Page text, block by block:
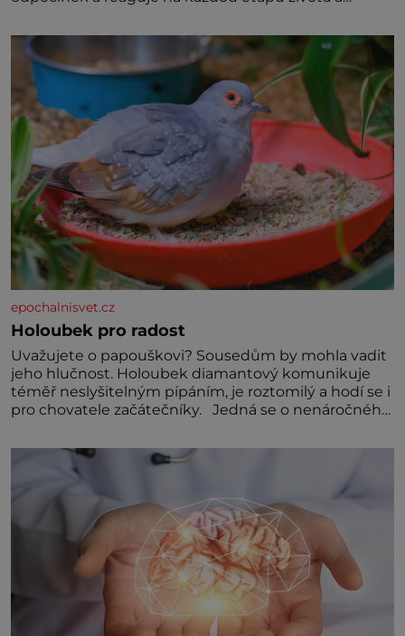
jednoduchost, měkkost a bezpečí, proto by pokoj
miminka měl působit především klidně a útulně.
Předškolní věk je
epochalnisvet.cz
Holoubek pro radost
Uvažujete o papouškovi? Sousedům by mohla vadit
jeho hlučnost. Holoubek diamantový komunikuje
téměř neslyšitelným pípáním, je roztomilý a hodí se i
pro chovatele začátečníky. Jedná se o nenáročného
Hodně času tráví na zemi, kde sbírá zbytky semínek
Jeho domovinou je prakticky celá Austrálie s
výjimkou pobřežní oblasti.